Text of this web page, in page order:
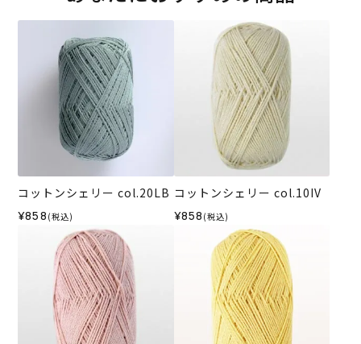
コットンシェリー col.20LB
¥858 (税込)
コットンシェリー col.10IV
¥858 (税込)